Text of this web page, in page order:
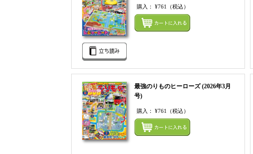
購入： ¥761 （税込）
最強のりものヒーローズ (2026年3月
号)
購入： ¥761 （税込）